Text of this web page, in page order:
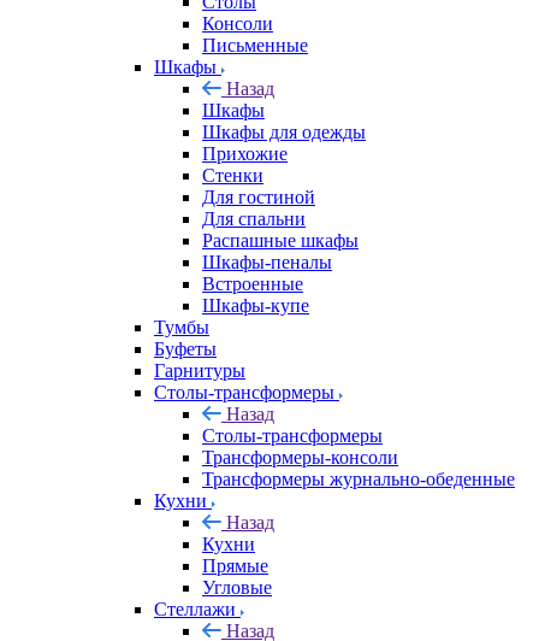
Консоли
Письменные
Шкафы
Назад
Шкафы
Шкафы для одежды
Прихожие
Стенки
Для гостиной
Для спальни
Распашные шкафы
Шкафы-пеналы
Встроенные
Шкафы-купе
Тумбы
Буфеты
Гарнитуры
Столы-трансформеры
Назад
Столы-трансформеры
Трансформеры-консоли
Трансформеры журнально-обеденные
Кухни
Назад
Кухни
Прямые
Угловые
Стеллажи
Назад